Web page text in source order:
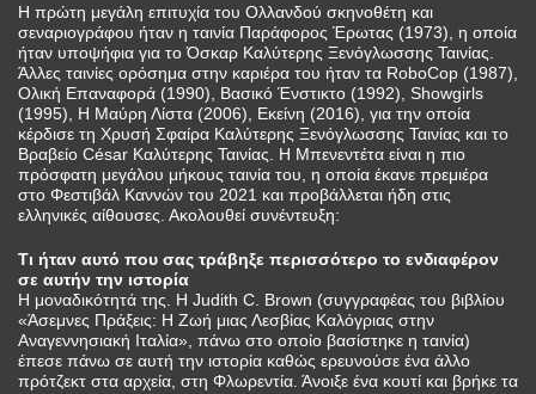
Η πρώτη μεγάλη επιτυχία του Ολλανδού σκηνοθέτη και
σεναριογράφου ήταν η ταινία Παράφορος Έρωτας (1973), η οποία
ήταν υποψήφια για το Όσκαρ Καλύτερης Ξενόγλωσσης Ταινίας.
Άλλες ταινίες ορόσημα στην καριέρα του ήταν τα RoboCop (1987),
Ολική Επαναφορά (1990), Βασικό Ένστικτο (1992), Showgirls
(1995), Η Μαύρη Λίστα (2006), Εκείνη (2016), για την οποία
κέρδισε τη Χρυσή Σφαίρα Καλύτερης Ξενόγλωσσης Ταινίας και το
Βραβείο César Καλύτερης Ταινίας. Η Μπενεντέτα είναι η πιο
πρόσφατη μεγάλου μήκους ταινία του, η οποία έκανε πρεμιέρα
στο Φεστιβάλ Καννών του 2021 και προβάλλεται ήδη στις
ελληνικές αίθουσες. Ακολουθεί συνέντευξη:
Τι ήταν αυτό που σας τράβηξε περισσότερο το ενδιαφέρον
σε αυτήν την ιστορία
Η μοναδικότητά της. Η Judith C. Brown (συγγραφέας του βιβλίου
«Άσεμνες Πράξεις: Η Ζωή μιας Λεσβίας Καλόγριας στην
Αναγεννησιακή Ιταλία», πάνω στο οποίο βασίστηκε η ταινία)
έπεσε πάνω σε αυτή την ιστορία καθώς ερευνούσε ένα άλλο
πρότζεκτ στα αρχεία, στη Φλωρεντία. Άνοιξε ένα κουτί και βρήκε τα